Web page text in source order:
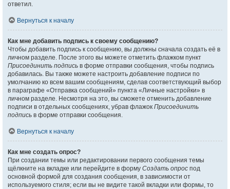
ответил.
Вернуться к началу
Как мне добавить подпись к своему сообщению?
Чтобы добавить подпись к сообщению, вы должны сначала создать её в
личном разделе. После этого вы можете отметить флажком пункт
Присоединить подпись в форме отправки сообщения, чтобы подпись
добавилась. Вы также можете настроить добавление подписи по
умолчанию ко всем вашим сообщениям, сделав соответствующий выбор
в параграфе «Отправка сообщений» пункта «Личные настройки» в
личном разделе. Несмотря на это, вы сможете отменить добавление
подписи в отдельных сообщениях, убрав флажок Присоединить
подпись в форме отправки сообщения.
Вернуться к началу
Как мне создать опрос?
При создании темы или редактировании первого сообщения темы
щёлкните на вкладке или перейдите в форму Создать опрос под
основной формой для создания сообщения, в зависимости от
используемого стиля; если вы не видите такой вкладки или формы, то